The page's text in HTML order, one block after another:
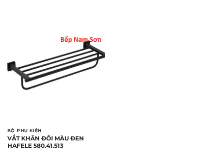
BỘ PHỤ KIỆN
VẮT KHĂN ĐÔI MÀU ĐEN
HAFELE 580.41.513